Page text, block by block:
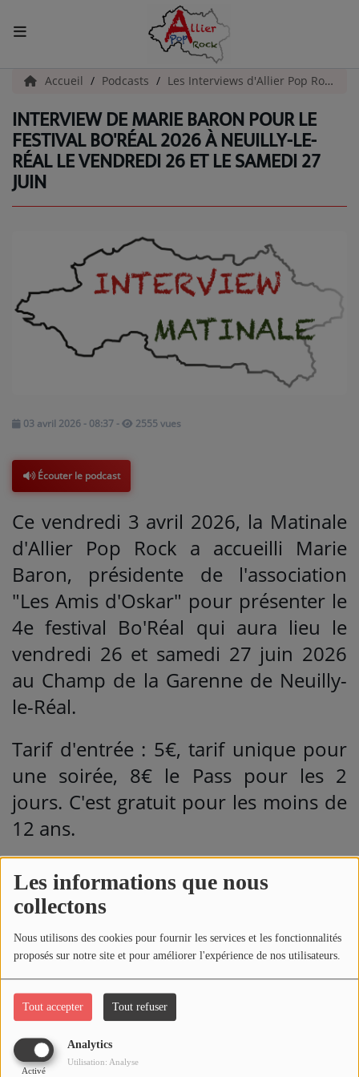
Les informations que nous
collectons
Nous utilisons des cookies pour fournir les services et les fonctionnalités
proposés sur notre site et pour améliorer l'expérience de nos utilisateurs.
Tout accepter Tout refuser
Analytics
Activé
Utilisation: Analyse
ACCUEIL
Actualités
INFOS - ALLIER
EMISSIONS
ARTISTES
PODCASTS
Agenda
Titres diffusés
Accueil Podcasts Les Interviews d'Allier Pop Rock
INTERVIEW DE MARIE BARON POUR LE
FESTIVAL BO'RÉAL 2026 À NEUILLY-LE-
RÉAL LE VENDREDI 26 ET LE SAMEDI 27
JUIN
03 avril 2026 - 08:37 - 2555 vues
Écouter le podcast
Ce vendredi 3 avril 2026, la Matinale
d'Allier Pop Rock a accueilli Marie
Baron, présidente de l'association
"Les Amis d'Oskar" pour présenter le
4e festival Bo'Réal qui aura lieu le
vendredi 26 et samedi 27 juin 2026
au Champ de la Garenne de Neuilly-
le-Réal.
Tarif d'entrée : 5€, tarif unique pour
une soirée, 8€ le Pass pour les 2
jours. C'est gratuit pour les moins de
12 ans.
Bar, restauration et camping sur
place.
Au programme du week-end :
Vendredi 26 juin à 19h : 1ère série de
concerts avec "Comme une étoile",
"Kickin'Dudes" et une soirée mousse
avec Fou Allier.